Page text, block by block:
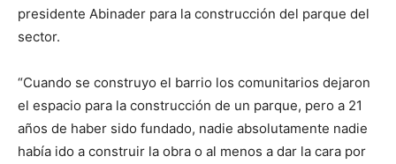
presidente Abinader para la construcción del parque del
sector.
“Cuando se construyo el barrio los comunitarios dejaron
el espacio para la construcción de un parque, pero a 21
años de haber sido fundado, nadie absolutamente nadie
había ido a construir la obra o al menos a dar la cara por